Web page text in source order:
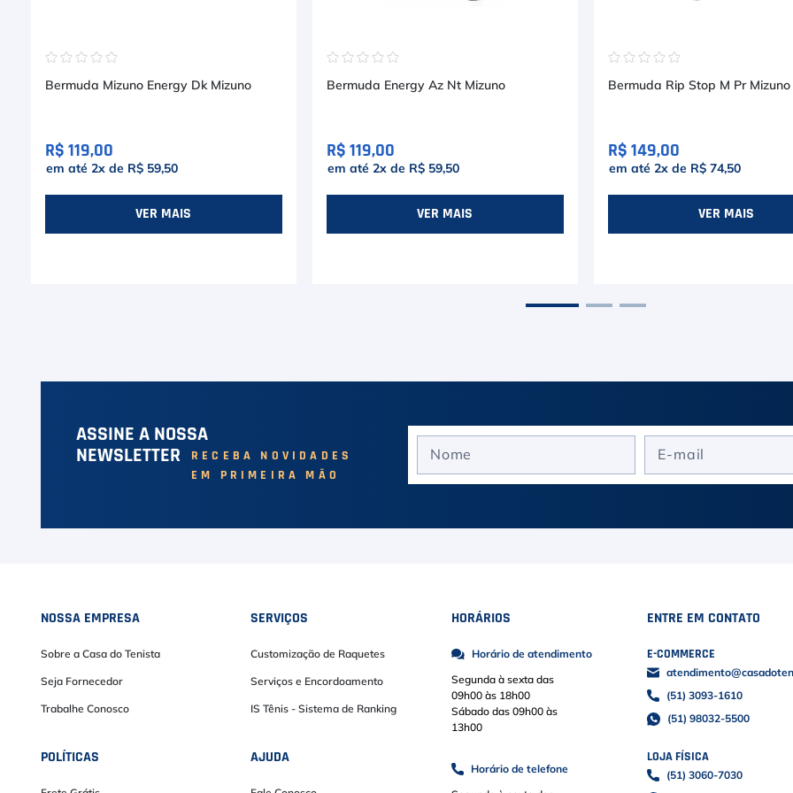
☆☆☆☆☆
Bermuda Mizuno Energy Dk Mizuno
R$ 119,00
em até 2x de R$ 59,50
VER MAIS
☆☆☆☆☆
Bermuda Energy Az Nt Mizuno
R$ 119,00
em até 2x de R$ 59,50
VER MAIS
☆☆☆☆☆
Bermuda Rip Stop M Pr Mizuno
R$ 149,00
em até 2x de R$ 74,50
VER MAIS
ASSINE A NOSSA
NEWSLETTER
RECEBA NOVIDADES
EM PRIMEIRA MÃO
NOSSA EMPRESA
Sobre a Casa do Tenista
Seja Fornecedor
Trabalhe Conosco
POLÍTICAS
SERVIÇOS
Customização de Raquetes
Serviços e Encordoamento
IS Tênis - Sistema de Ranking
AJUDA
HORÁRIOS
Horário de atendimento
Segunda à sexta das
09h00 às 18h00
Sábado das 09h00 às
13h00
Horário de telefone
ENTRE EM CONTATO
E-COMMERCE
(51) 3093-1610
(51) 98032-5500
LOJA FÍSICA
(51) 3060-7030